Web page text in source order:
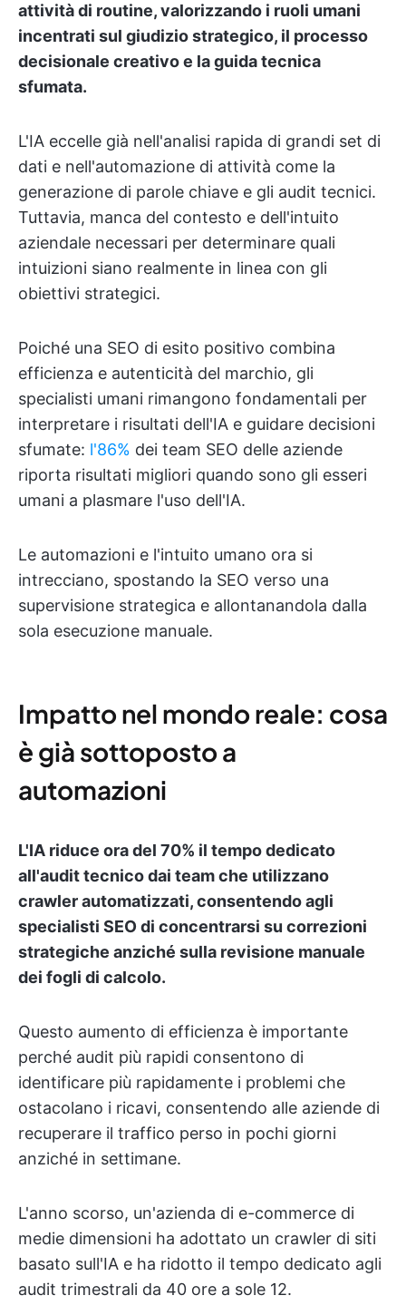
attività di routine, valorizzando i ruoli umani
incentrati sul giudizio strategico, il processo
decisionale creativo e la guida tecnica
sfumata.
L'IA eccelle già nell'analisi rapida di grandi set di
dati e nell'automazione di attività come la
generazione di parole chiave e gli audit tecnici.
Tuttavia, manca del contesto e dell'intuito
aziendale necessari per determinare quali
intuizioni siano realmente in linea con gli
obiettivi strategici.
Poiché una SEO di esito positivo combina
efficienza e autenticità del marchio, gli
specialisti umani rimangono fondamentali per
interpretare i risultati dell'IA e guidare decisioni
sfumate: l'86% dei team SEO delle aziende
riporta risultati migliori quando sono gli esseri
umani a plasmare l'uso dell'IA.
Le automazioni e l'intuito umano ora si
intrecciano, spostando la SEO verso una
supervisione strategica e allontanandola dalla
sola esecuzione manuale.
Impatto nel mondo reale: cosa
è già sottoposto a
automazioni
L'IA riduce ora del 70% il tempo dedicato
all'audit tecnico dai team che utilizzano
crawler automatizzati, consentendo agli
specialisti SEO di concentrarsi su correzioni
strategiche anziché sulla revisione manuale
dei fogli di calcolo.
Questo aumento di efficienza è importante
perché audit più rapidi consentono di
identificare più rapidamente i problemi che
ostacolano i ricavi, consentendo alle aziende di
recuperare il traffico perso in pochi giorni
anziché in settimane.
L'anno scorso, un'azienda di e-commerce di
medie dimensioni ha adottato un crawler di siti
basato sull'IA e ha ridotto il tempo dedicato agli
audit trimestrali da 40 ore a sole 12.